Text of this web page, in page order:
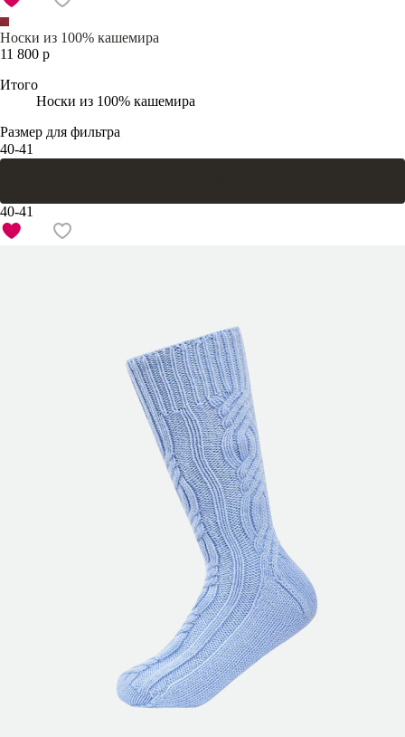
Носки из 100% кашемира
11 800 р
Итого
Носки из 100% кашемира
Размер для фильтра
40-41
40-41